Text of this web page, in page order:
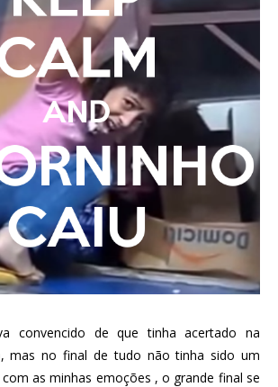
convencido de que tinha acertado na
mas no final de tudo não tinha sido um
as minhas emoções , o grande final se